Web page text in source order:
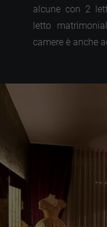
alcune con 2
letto
camere è anche